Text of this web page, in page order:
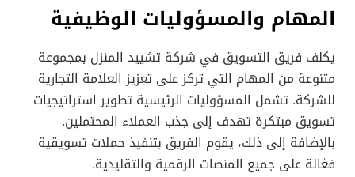
المهام والمسؤوليات الوظيفية
يكلف فريق التسويق في شركة تشييد المنزل بمجموعة
متنوعة من المهام التي تركز على تعزيز العلامة التجارية
للشركة. تشمل المسؤوليات الرئيسية تطوير استراتيجيات
تسويق مبتكرة تهدف إلى جذب العملاء المحتملين.
بالإضافة إلى ذلك، يقوم الفريق بتنفيذ حملات تسويقية
فعّالة على جميع المنصات الرقمية والتقليدية.